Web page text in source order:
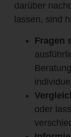
darüber
lassen, sind
Fragen
oder